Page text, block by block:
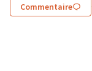
Commentaire